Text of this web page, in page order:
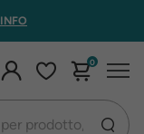
INFO
0